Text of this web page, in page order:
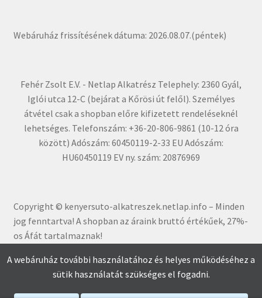
Webáruház frissítésének dátuma: 2026.08.07.(péntek)
Fehér Zsolt E.V. - Netlap Alkatrész Telephely: 2360 Gyál,
Iglói utca 12-C (bejárat a Kőrösi út felől). Személyes
átvétel csak a shopban előre kifizetett rendeléseknél
lehetséges. Telefonszám: +36-20-806-9861 (10-12 óra
között) Adószám: 60450119-2-33 EU Adószám:
HU60450119 EV ny. szám: 20876969
Copyright © kenyersuto-alkatreszek.netlap.info – Minden
jog fenntartva! A shopban az áraink bruttó értékűek, 27%-
os Áfát tartalmaznak!
A webáruház további használatához és helyes működéséhez a
sütik használatát szükséges el fogadni.